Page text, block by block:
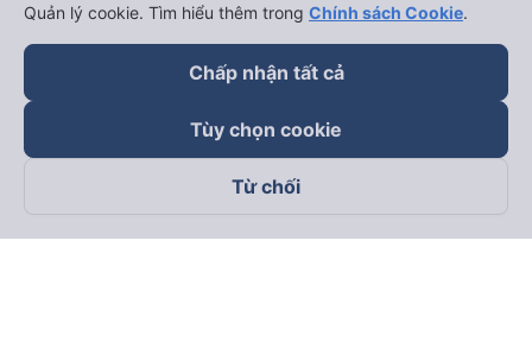
Theo dõi chúng tôi trên
Quản lý cookie. Tìm hiểu thêm trong Chính sách Cookie.
Chấp nhận tất cả
Tùy chọn cookie
Từ chối